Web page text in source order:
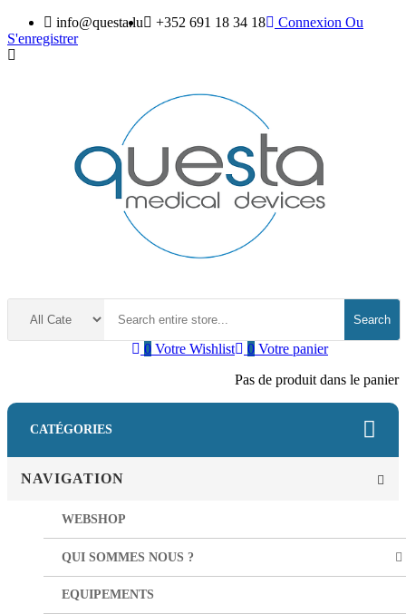
info@questa.lu +352 691 18 34 18 Connexion Ou
S'enregistrer
Search
0 Votre panier
Pas de produit dans le panier
0 Votre Wishlist
CATÉGORIES
NAVIGATION
WEBSHOP
QUI SOMMES NOUS ?
EQUIPEMENTS